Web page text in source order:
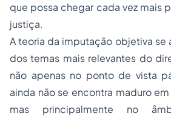
que possa chegar cada vez mais
justiça.
A teoria da imputação objetiva se
dos temas mais relevantes do
não apenas no ponto de vista
ainda não se encontra maduro
mas principalmente no